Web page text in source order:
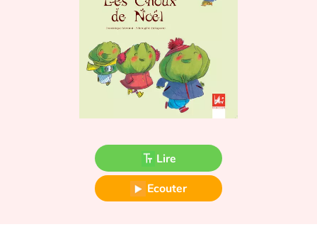
Princesses et princes, rois, reines et dragons
Ogres, monstres et sorcières
Lire
Ecouter